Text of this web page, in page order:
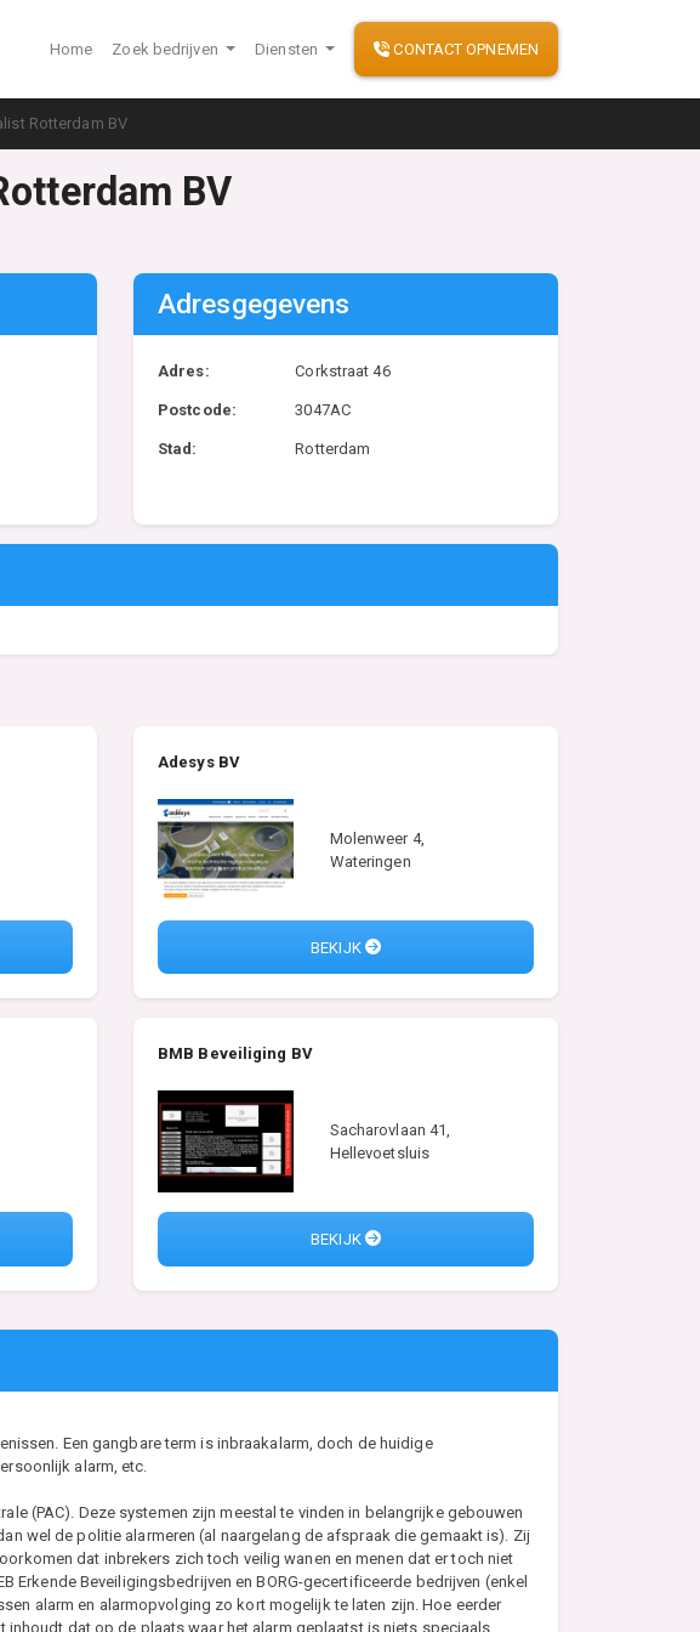
Home Zoek bedrijven Diensten CONTACT OPNEMEN
Rotterdam BV
BV
Adresgegevens
Adres: Corkstraat 46
Postcode: 3047AC
Stad: Rotterdam
Adesys BV
Molenweer 4,
Wateringen
BEKIJK
BMB Beveiliging BV
Sacharovlaan 41,
Hellevoetsluis
BEKIJK
Een gangbare term is inbraakalarm, doch de huidige
alarm, etc.
(PAC). Deze systemen zijn meestal te vinden in belangrijke gebouwen
wel de politie alarmeren (al naargelang de afspraak die gemaakt is). Zij
dat inbrekers zich toch veilig wanen en menen dat er toch niet
Erkende Beveiligingsbedrijven en BORG-gecertificeerde bedrijven (enkel
alarm en alarmopvolging zo kort mogelijk te laten zijn. Hoe eerder
dat op de plaats waar het alarm geplaatst is niets speciaals